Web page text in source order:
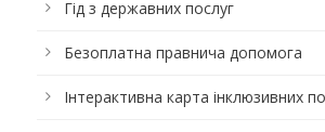
Гід з державних послуг
Безоплатна правнича допомога
Інтерактивна карта інклюзивних